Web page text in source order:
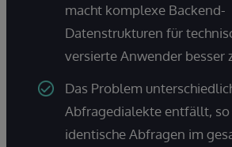
macht komplexe Backend-
Datenstrukturen für
versierte Anwender besser
Das Problem
Abfragedialekte entfällt, so
identische Abfragen im